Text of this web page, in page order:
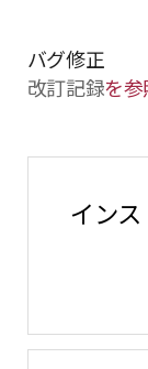
バグ修正
改訂記録を参
イン